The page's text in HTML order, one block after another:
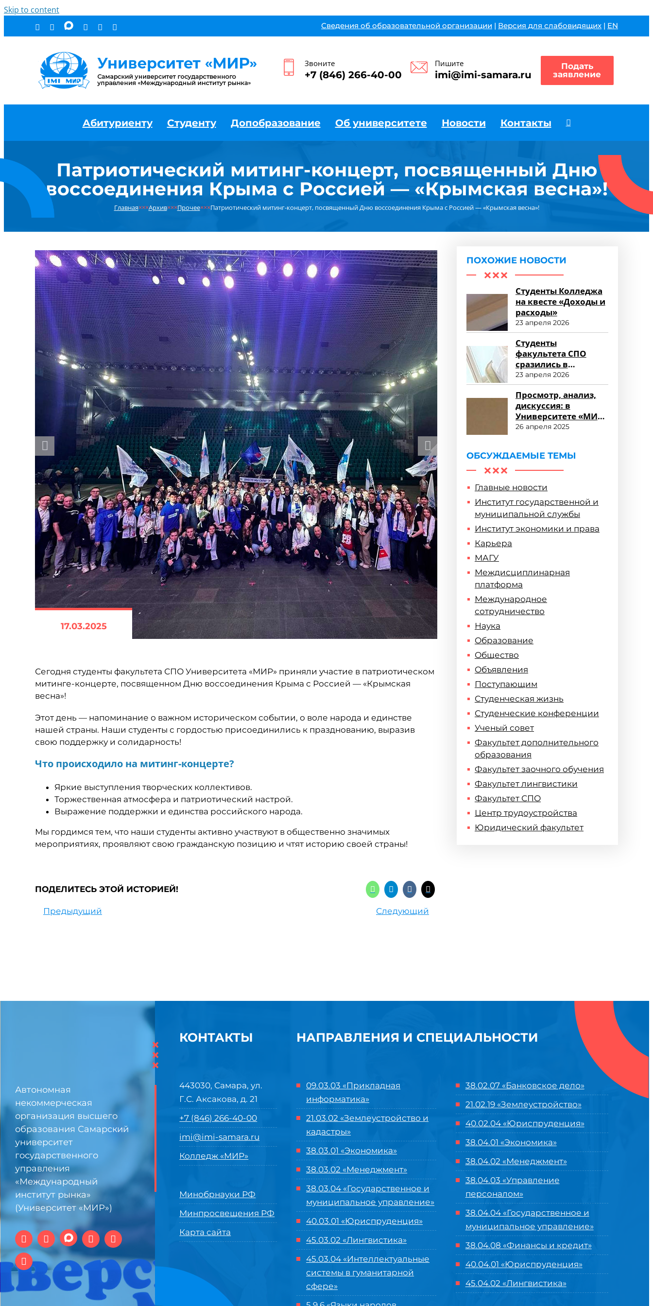
Skip to content
Сведения об образовательной организации | Версия для слабовидящих | EN
Звоните
+7 (846) 266-40-00
Пишите
imi@imi-samara.ru
Подать
заявление
Абитуриенту Студенту Допобразование Об университете Новости Контакты
Патриотический митинг-концерт, посвященный Дню
воссоединения Крыма с Россией — «Крымская весна»!
Главная×××Архив×××Прочее×××Патриотический митинг-концерт, посвященный Дню воссоединения Крыма с Россией — «Крымская весна»!
17.03.2025
Сегодня студенты факультета СПО Университета «МИР» приняли участие в патриотическом
митинге-концерте, посвященном Дню воссоединения Крыма с Россией — «Крымская
весна»!
Этот день — напоминание о важном историческом событии, о воле народа и единстве
нашей страны. Наши студенты с гордостью присоединились к празднованию, выразив
свою поддержку и солидарность!
Что происходило на митинг-концерте?
Яркие выступления творческих коллективов.
Торжественная атмосфера и патриотический настрой.
Выражение поддержки и единства российского народа.
Мы гордимся тем, что наши студенты активно участвуют в общественно значимых
мероприятиях, проявляют свою гражданскую позицию и чтят историю своей страны!
ПОДЕЛИТЕСЬ ЭТОЙ ИСТОРИЕЙ!
Предыдущий Следующий
ПОХОЖИЕ НОВОСТИ
Студенты Колледжа
на квесте «Доходы и
расходы»
23 апреля 2026
Студенты
факультета СПО
сразились в
финансовых
поединках на IX
Всероссийском
фестивале науки и
техники
23 апреля 2026
Просмотр, анализ,
дискуссия: в
Университете «МИР»
почтили память
26 апреля 2025
ОБСУЖДАЕМЫЕ ТЕМЫ
Главные новости
Институт государственной и
муниципальной службы
Институт экономики и права
Карьера
МАГУ
Междисциплинарная
платформа
Международное
сотрудничество
Наука
Образование
Общество
Объявления
Поступающим
Студенческая жизнь
Студенческие конференции
Ученый совет
Факультет дополнительного
образования
Факультет заочного обучения
Факультет лингвистики
Факультет СПО
Центр трудоустройства
Юридический факультет
Автономная
некоммерческая
организация высшего
образования Самарский
университет
государственного
управления
«Международный
институт рынка»
(Университет «МИР»)
×
×
×
КОНТАКТЫ
443030, Самара, ул.
Г.С. Аксакова, д. 21
+7 (846) 266-40-00
imi@imi-samara.ru
Колледж «МИР»
Минобрнауки РФ
Минпросвещения РФ
Карта сайта
НАПРАВЛЕНИЯ И СПЕЦИАЛЬНОСТИ
09.03.03 «Прикладная
информатика»
21.03.02 «Землеустройство и
кадастры»
38.03.01 «Экономика»
38.03.02 «Менеджмент»
38.03.04 «Государственное и
муниципальное управление»
40.03.01 «Юриспруденция»
45.03.02 «Лингвистика»
45.03.04 «Интеллектуальные
системы в гуманитарной
сфере»
38.02.07 «Банковское дело»
21.02.19 «Землеустройство»
40.02.04 «Юриспруденция»
38.04.01 «Экономика»
38.04.02 «Менеджмент»
38.04.03 «Управление
персоналом»
38.04.04 «Государственное и
муниципальное управление»
38.04.08 «Финансы и кредит»
40.04.01 «Юриспруденция»
45.04.02 «Лингвистика»